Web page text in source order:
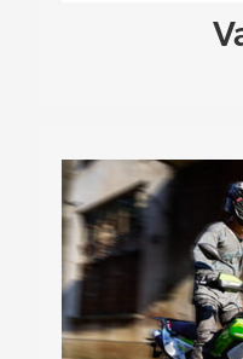
TIKSLUS
Motocikle
, kuri užtikrina
didesnį